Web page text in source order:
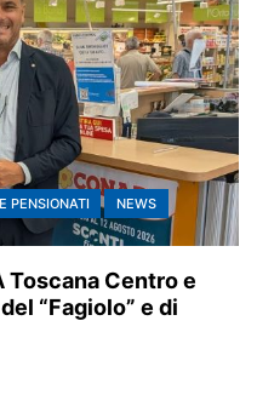
PENSIONATI NEWS
Toscana Centro e
“Fagiolo” e di